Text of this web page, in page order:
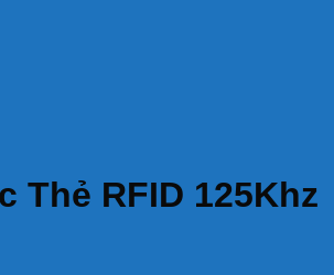
Thẻ RFID 125Khz